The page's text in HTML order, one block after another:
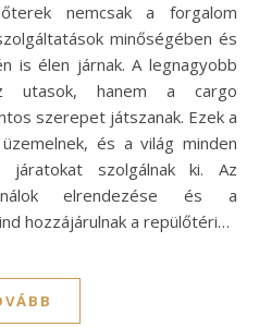
nemcsak a forgalom
minőségében és
is élen járnak. A legnagyobb
utasok, hanem a cargo
szerepet játszanak. Ezek a
és a világ minden
szolgálnak ki. Az
elrendezése és a
hozzájárulnak a repülőtéri…